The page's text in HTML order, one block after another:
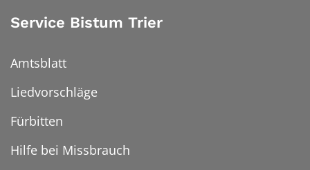
Service Bistum Trier
Amtsblatt
Liedvorschläge
Fürbitten
Hilfe bei Missbrauch